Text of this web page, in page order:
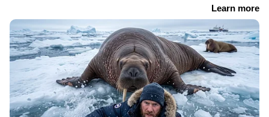
കുര്യാക്കോസ് മുണ്ടാടനാണ് മാര്‍പാപ്പയ്ക്ക്
കത്ത് അയച്ചത്.
LATEST VIDEOS